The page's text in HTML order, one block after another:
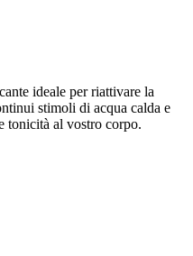
ideale per riattivare la
stimoli di acqua calda e
tonicità al vostro corpo.